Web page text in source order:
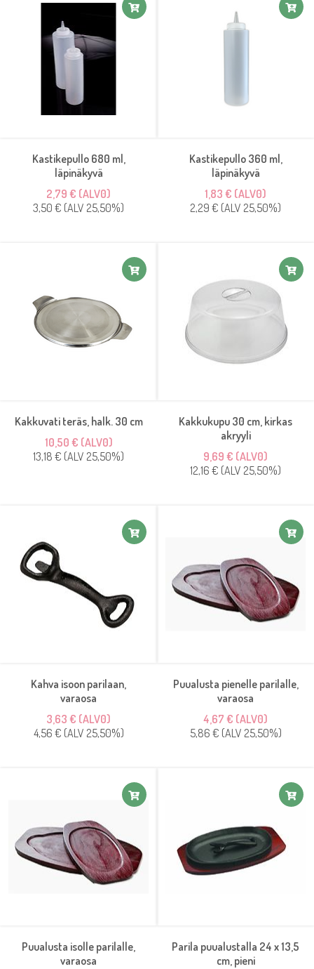
Kastikepullo 680 ml,
läpinäkyvä
2,79 € (ALV0)
3,50 € (ALV 25,50%)
Kastikepullo 360 ml,
läpinäkyvä
1,83 € (ALV0)
2,29 € (ALV 25,50%)
Kakkuvati teräs, halk. 30 cm
10,50 € (ALV0)
13,18 € (ALV 25,50%)
Kakkukupu 30 cm, kirkas
akryyli
9,69 € (ALV0)
12,16 € (ALV 25,50%)
Kahva isoon parilaan,
varaosa
3,63 € (ALV0)
4,56 € (ALV 25,50%)
Puualusta pienelle parilalle,
varaosa
4,67 € (ALV0)
5,86 € (ALV 25,50%)
Puualusta isolle parilalle,
varaosa
Parila puualustalla 24 x 13,5
cm, pieni